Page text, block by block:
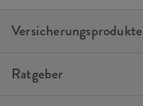
Versicherungsprodukte
Ratgeber